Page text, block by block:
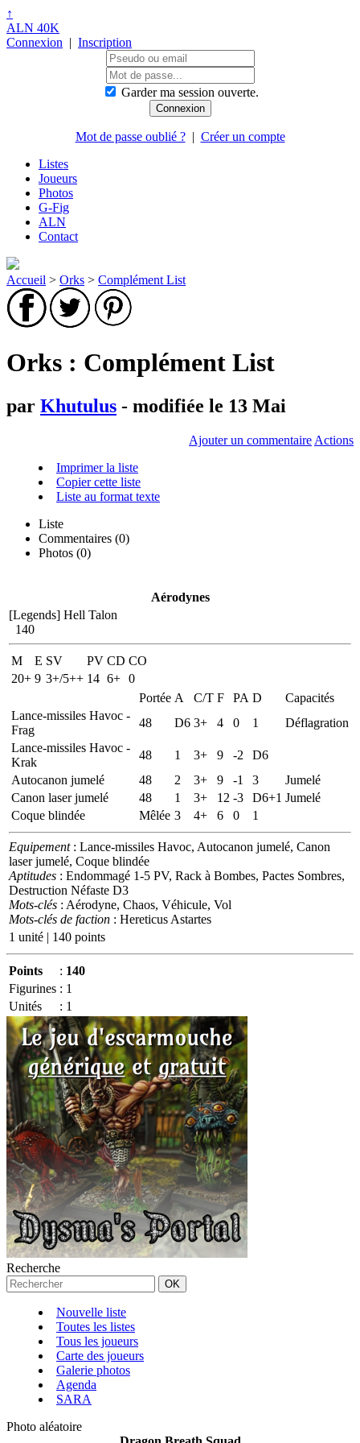
↑
ALN 40K
Connexion | Inscription
Garder ma session ouverte.
Mot de passe oublié ?| Créer un compte
Listes
Joueurs
Photos
G-Fig
ALN
Contact
Accueil > Orks > Complément List
Orks : Complément List
par Khutulus - modifiée le 13 Mai
Ajouter un commentaire Actions
Imprimer la liste
Copier cette liste
Liste au format texte
Liste
Commentaires (0)
Photos (0)
Aérodynes
[Legends] Hell Talon
140
M E SV PV CD CO
20+ 9 3+/5++ 14 6+ 0
Portée A C/T F PA D
Capacités
Lance-missiles Havoc -
Frag
48 D6 3+ 4 0 1
Déflagration
Lance-missiles Havoc -
Krak
48 1 3+ 9 -2
D6
Autocanon jumelé
48 2 3+ 9 -1 3
Jumelé
Canon laser jumelé
48 1 3+ 12 -3 D6+1 Jumelé
Coque blindée
Mêlée 3 4+ 6 0 1
Equipement: Lance-missiles Havoc, Autocanon jumelé, Canon
laser jumelé, Coque blindée
Aptitudes : Endommagé 1-5 PV, Rack à Bombes, Pactes Sombres,
Destruction Néfaste D3
Mots-clés : Aérodyne, Chaos, Véhicule, Vol
Mots-clés de faction : Hereticus Astartes
1 unité | 140 points
Points : 140
Figurines : 1
Unités
: 1
Recherche
Nouvelle liste
Toutes les listes
Tous les joueurs
Carte des joueurs
Galerie photos
Agenda
SARA
Photo aléatoire